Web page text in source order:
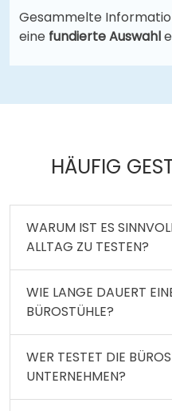
Gesammelte
eine fundierte Auswahl
HÄUFIG
WARUM IST ES
ALLTAG ZU TESTEN?
WIE LANGE DAUERT
BÜROSTÜHLE?
WER TESTET DIE
UNTERNEHMEN?